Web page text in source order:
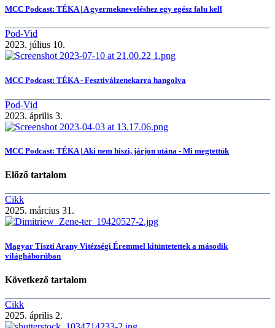
MCC Podcast: TÉKA | A gyermekneveléshez egy egész falu kell
Pod-Vid
2023. július 10.
MCC Podcast: TÉKA - Fesztiválzenekarra hangolva
Pod-Vid
2023. április 3.
MCC Podcast: TÉKA | Aki nem hiszi, járjon utána - Mi megtettük
Előző tartalom
Cikk
2025. március 31.
Magyar Tiszti Arany Vitézségi Éremmel kitüntetettek a második
világháborúban
Következő tartalom
Cikk
2025. április 2.